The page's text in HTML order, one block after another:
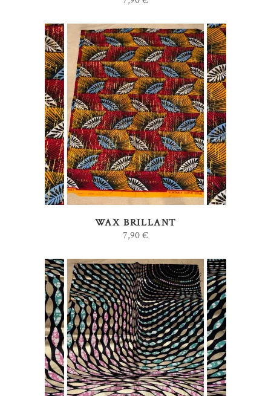
AJOUTER AU PANIER
WAX BRILLANT
7,90€
AJOUTER AU PANIER